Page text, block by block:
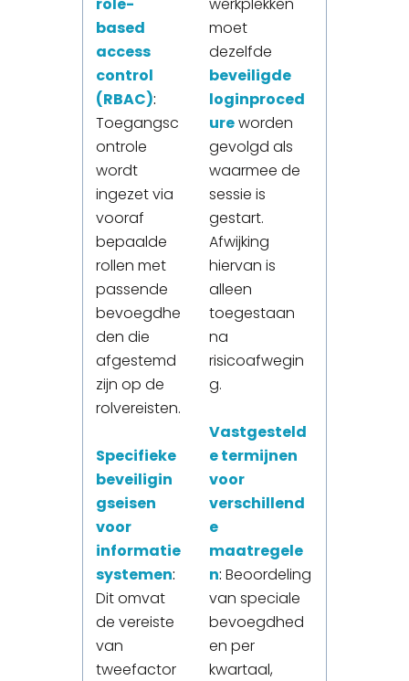
based
access
control
(RBAC):
Toegangsc
ontrole
wordt
ingezet via
vooraf
bepaalde
rollen met
passende
bevoegdhe
den die
afgestemd
zijn op de
rolvereisten.
Specifieke
beveiligin
gseisen
voor
informatie
systemen:
Dit omvat
de vereiste
van
tweefactor
moet
dezelfde
beveiligde
loginproced
ureworden
gevolgd als
waarmee de
sessie is
gestart.
Afwijking
hiervan is
alleen
toegestaan
na
risicoafwegin
g.
Vastgesteld
e termijnen
voor
verschillend
e
maatregele
n: Beoordeling
van speciale
bevoegdhed
en per
kwartaal,